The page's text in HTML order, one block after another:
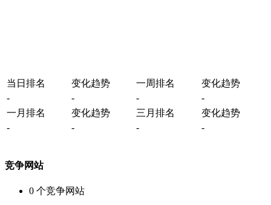
当日排名 变化趋势 一周排名
变化趋势
-
- -
-
一月排名
变化趋势 三月排名
变化趋势
-
- - -
竞争网站
0 个竞争网站